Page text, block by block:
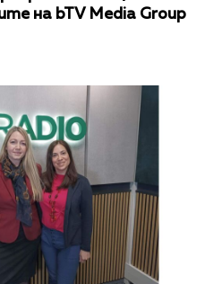
на bTV Media Group